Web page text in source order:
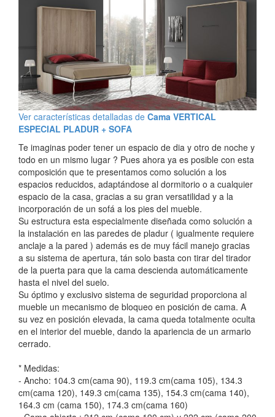
Ver características detalladas de Cama VERTICAL
ESPECIAL PLADUR + SOFA
Te imaginas poder tener un espacio de dia y otro de noche y
todo en un mismo lugar ? Pues ahora ya es posible con esta
composición que te presentamos como solución a los
espacios reducidos, adaptándose al dormitorio o a cualquier
espacio de la casa, gracias a su gran versatilidad y a la
incorporación de un sofá a los pies del mueble.
Su estructura esta especialmente diseñada como solución a
la instalación en las paredes de pladur ( igualmente requiere
anclaje a la pared ) además es de muy fácil manejo gracias
a su sistema de apertura, tán solo basta con tirar del tirador
de la puerta para que la cama descienda automáticamente
hasta el nivel del suelo.
Su óptimo y exclusivo sistema de seguridad proporciona al
mueble un mecanismo de bloqueo en posición de cama. A
su vez en posición elevada, la cama queda totalmente oculta
en el interior del mueble, dando la apariencia de un armario
cerrado.
* Medidas:
- Ancho: 104.3 cm(cama 90), 119.3 cm(cama 105), 134.3
cm(cama 120), 149.3 cm(cama 135), 154.3 cm(cama 140),
164.3 cm (cama 150), 174.3 cm(cama 160)